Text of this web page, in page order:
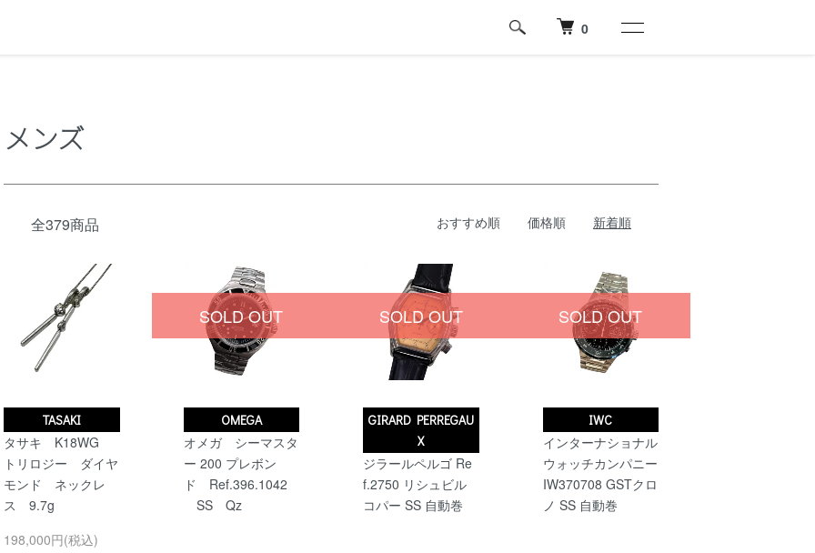
0
メンズ
全379商品 おすすめ順 価格順 新着順
TASAKI
タサキ K18WG
トリロジー ダイヤ
モンド ネックレ
ス 9.7g
198,000円(税込)
OMEGA
オメガ シーマスタ
ー 200 プレボン
ド Ref.396.1042
SS Qz
SOLD OUT
GIRARD PERREGAU
X
ジラールペルゴ Re
f.2750 リシュビル
コパー SS 自動巻
SOLD OUT
IWC
インターナショナル
ウォッチカンパニー
IW370708 GSTクロ
ノ SS 自動巻
SOLD OUT